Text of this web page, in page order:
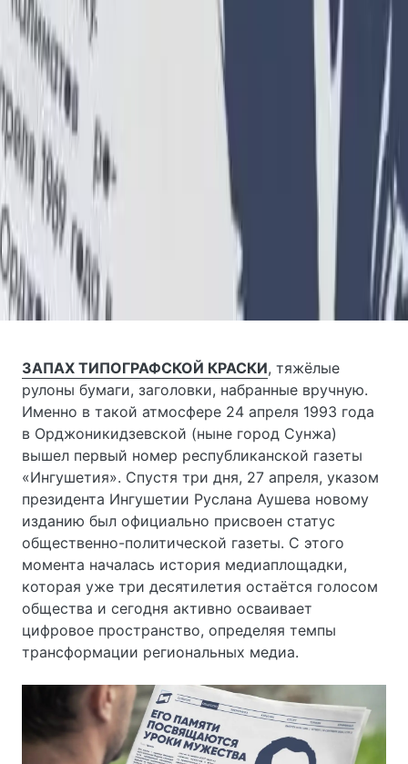
ЗАПАХ ТИПОГРАФСКОЙ КРАСКИ, тяжёлые
рулоны бумаги, заголовки, набранные вручную.
Именно в такой атмосфере 24 апреля 1993 года
в Орджоникидзевской (ныне город Сунжа)
вышел первый номер республиканской газеты
«Ингушетия». Спустя три дня, 27 апреля, указом
президента Ингушетии Руслана Аушева новому
изданию был официально присвоен статус
общественно-политической газеты. С этого
момента началась история медиаплощадки,
которая уже три десятилетия остаётся голосом
общества и сегодня активно осваивает
цифровое пространство, определяя темпы
трансформации региональных медиа.